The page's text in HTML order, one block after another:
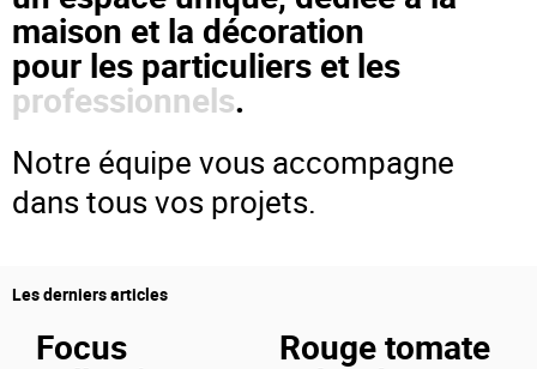
maison et la décoration
pour les particuliers et les
professionnels.
Notre équipe vous accompagne
dans tous vos projets.
Les derniers articles
Focus Rouge tomate